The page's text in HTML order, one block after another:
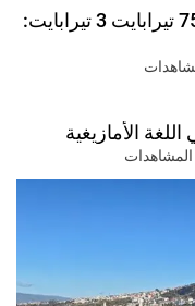
اكتشف مليلية مع خصم يصل إلى 751 تيرابايت 3 تيرابايت: